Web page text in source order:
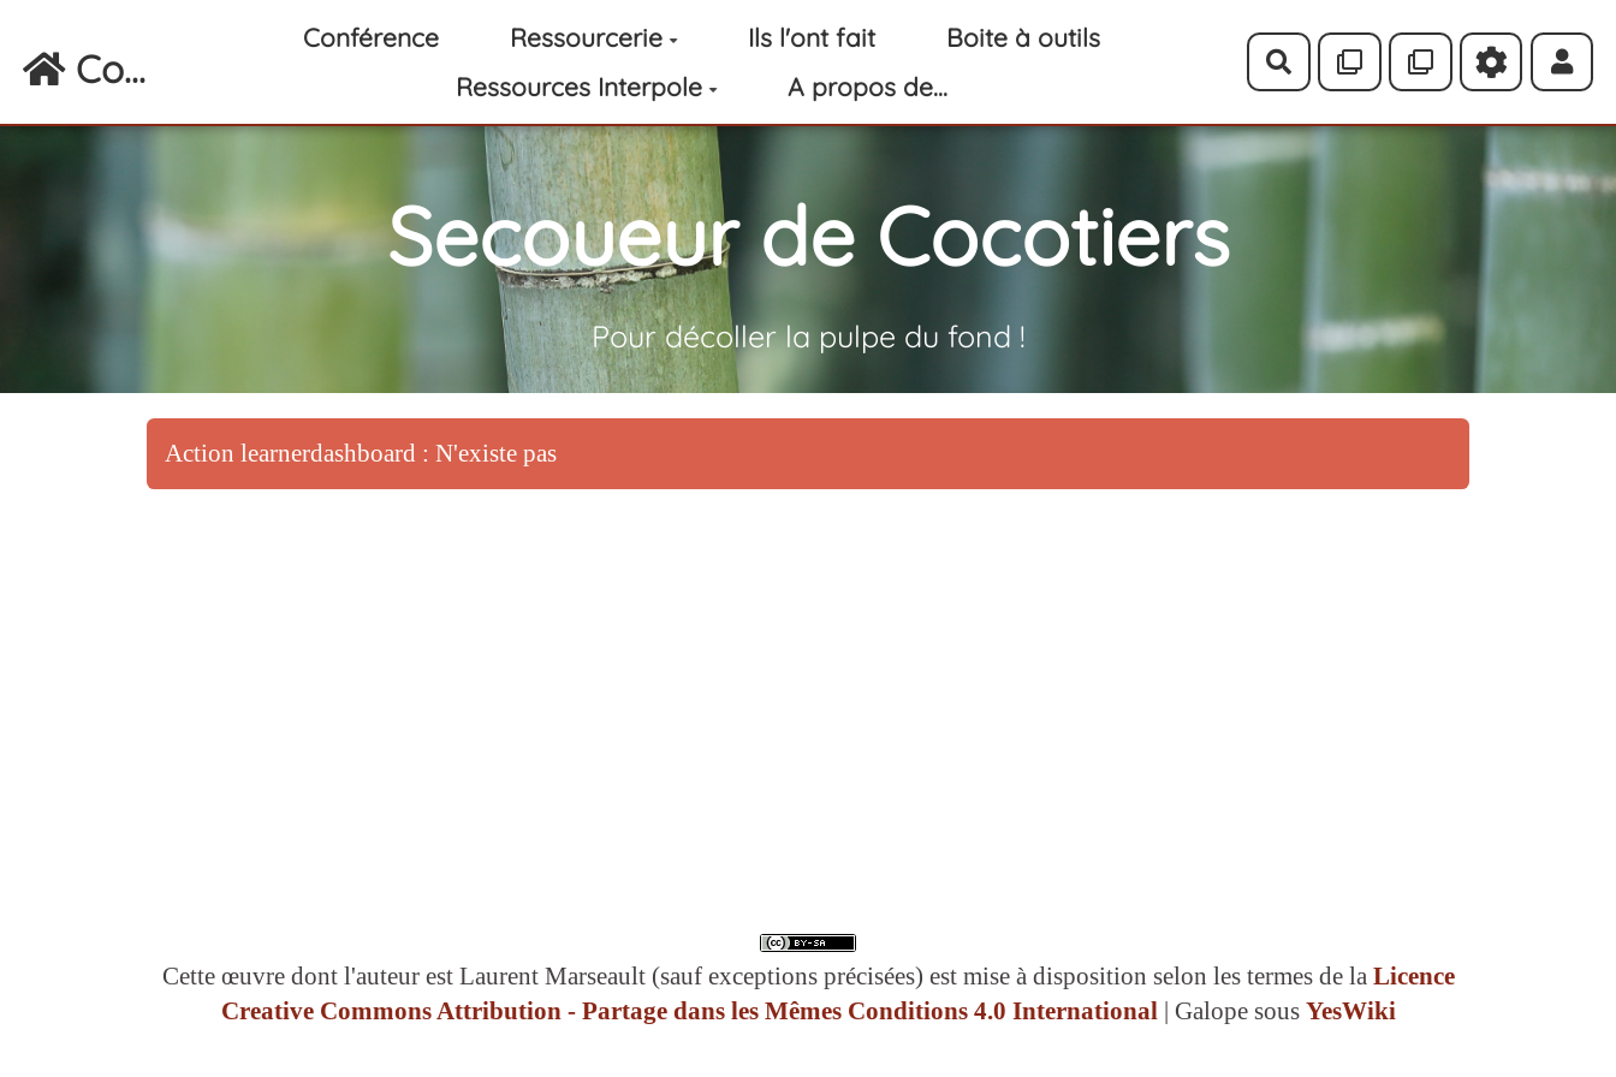
Aller au contenu principal
Co...
Conférence Ressourcerie Ils l'ont fait
Boite à outils
Ressources Interpole
A propos de...
Rechercher
Secoueur de Cocotiers
Pour décoller la pulpe du fond !
Action learnerdashboard : N'existe pas
Cette œuvre dont l'auteur est Laurent Marseault (sauf exceptions précisées) est mise à disposition selon les termes de la Licence
Creative Commons Attribution - Partage dans les Mêmes Conditions 4.0 International | Galope sous YesWiki